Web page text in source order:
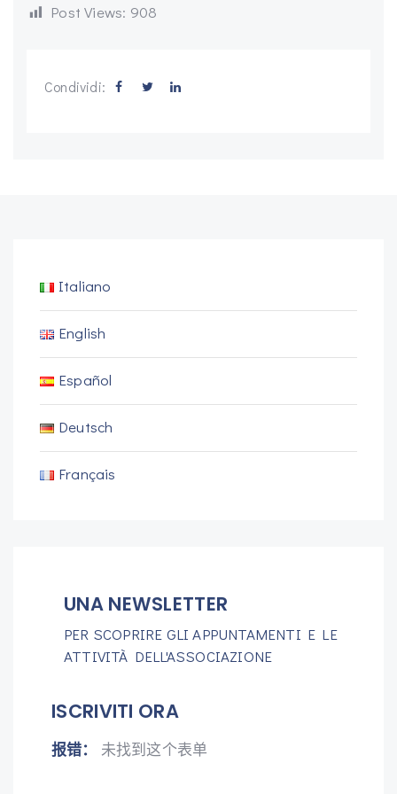
Post Views: 908
Condividi:
Italiano
English
Español
Deutsch
Français
UNA NEWSLETTER
PER SCOPRIRE GLI APPUNTAMENTI E LE
ATTIVITÀ DELL'ASSOCIAZIONE
ISCRIVITI ORA
报错： 未找到这个表单